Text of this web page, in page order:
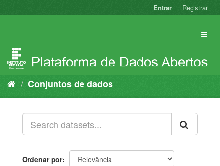
para
Entrar Registrar
Conjuntos de dados
Ordenar por